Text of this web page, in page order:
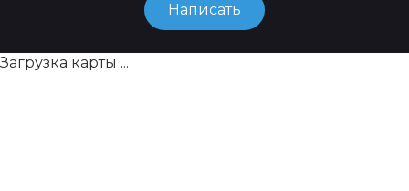
Написать
Загрузка карты ...